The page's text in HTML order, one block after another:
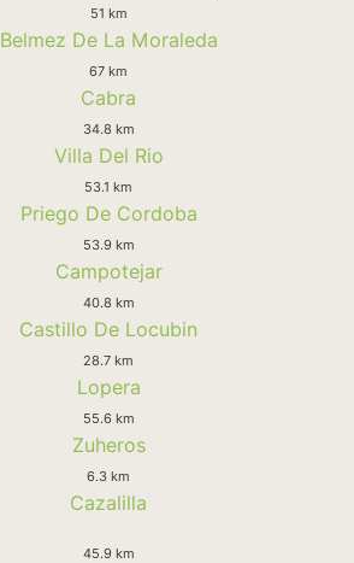
51 km
Belmez De La Moraleda
67 km
Cabra
34.8 km
Villa Del Rio
53.1 km
Priego De Cordoba
53.9 km
Campotejar
40.8 km
Castillo De Locubin
28.7 km
Lopera
55.6 km
Zuheros
6.3 km
Cazalilla
45.9 km